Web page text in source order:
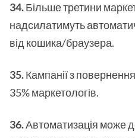
34.Більше третини
надсилатимуть
від кошика/браузера.
35.Кампанії з
35% маркетологів.
36.Автоматизація може